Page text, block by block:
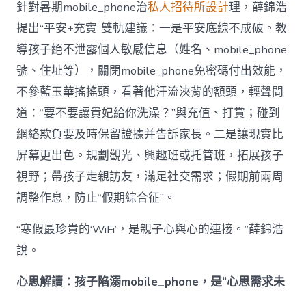
針對暑期mobile_phone治私人招待所設計理，薛錦浩
提出“平安+充實”雙軌建議：一是平安底線不成破。教
導孩子絕不泄露個人敏感信息（姓名、mobile_phone
號、住址等），關閉mobile_phone免密碼付出效能，
不參藍玉華搖搖頭，看著他汗流浹背的額頭，輕聲問
道：“要不要讓貴妃給你洗澡？”與充值、打賞；碰到
網絡欺負要及時保留證據并告訴家長。二是讓現實比
屏幕更出色。規劃觀光、興趣班或托管班，拓展孩子
視野；帶孩子走親訪友，滿足社交需求；假期前兩周
調整作息，防止“假期綜合征”。
“寒假最珍貴的‘WiFi’，是親子心與心的連接。”薛錦浩
說。
心思解讀：孩子陷溺mobile_phone，是“心思需求未